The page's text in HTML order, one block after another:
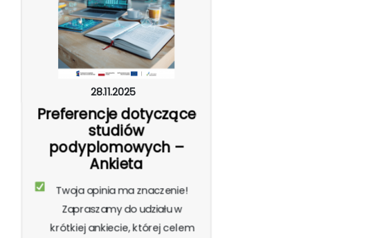
28.11.2025
Preferencje dotyczące
studiów
podyplomowych –
Ankieta
Twoja opinia ma znaczenie!
Zapraszamy do udziału w
krótkiej ankiecie, której celem